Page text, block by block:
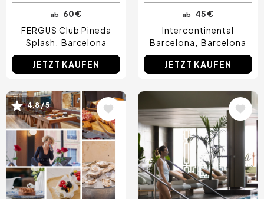
ab
60 €
FERGUS Club Pineda
Splash
Barcelona
JETZT KAUFEN
ab
45 €
Intercontinental
Barcelona
Barcelona
JETZT KAUFEN
Bild4.8 / 5 Bild